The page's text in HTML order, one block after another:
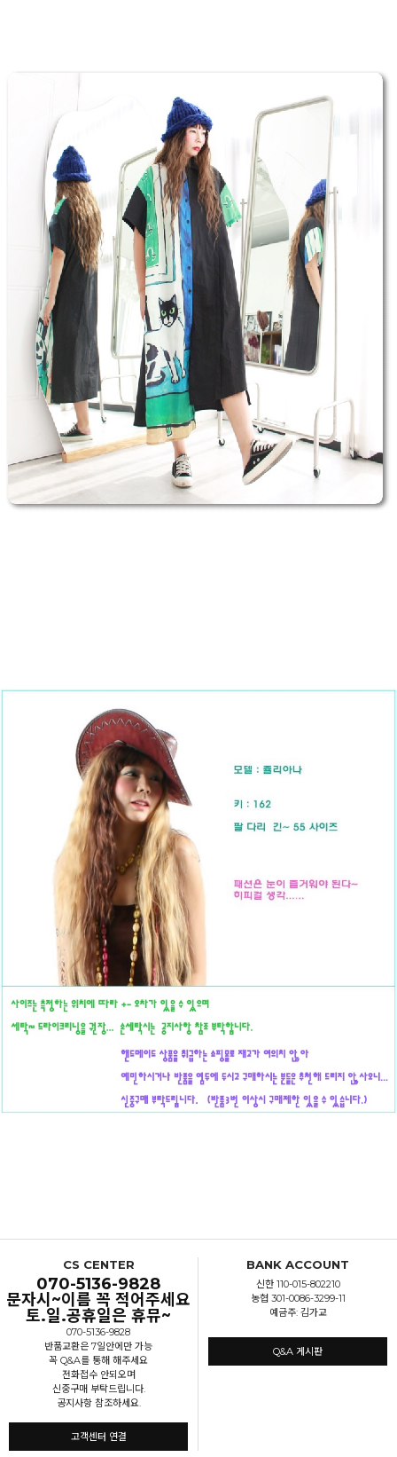
CS CENTER
070-5136-9828
문자시~이름 꼭 적어주세요
토.일.공휴일은 휴뮤~
070-5136-9828
반품교환은 7일안에만 가능
꼭 Q&A를 통해 해주세요
전화접수 안되오며
신중구매 부탁드립니다.
공지사항 참조하세요.
고객센터 연결
BANK ACCOUNT
신한 110-015-802210
농협 301-0086-3299-11
예금주: 김가교
Q&A 게시판